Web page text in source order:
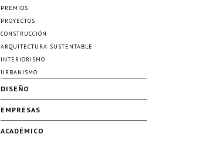
PREMIOS
PROYECTOS
CONSTRUCCIÓN
ARQUITECTURA SUSTENTABLE
INTERIORISMO
URBANISMO
DISEÑO
EMPRESAS
ACADÉMICO